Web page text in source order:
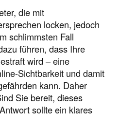
die mit
locken, jedoch
schlimmsten Fall
führen, dass Ihre
wird – eine
Sichtbarkeit und damit
kann. Daher
Sie bereit, dieses
sollte ein klares